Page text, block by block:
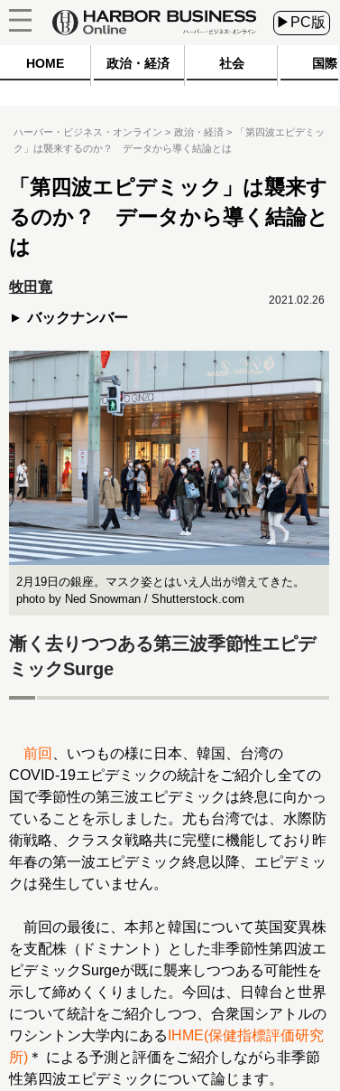
▶PC版
HOME 政治・経済 社会 国際
ハーバー・ビジネス・オンライン 政治・経済
「第四波エピデミッ
ク」は襲来するのか？ データから導く結論とは
「第四波エピデミック」は襲来す
るのか？ データから導く結論と
は
牧田寛
バックナンバー
2021.02.26
2月19日の銀座。マスク姿とはいえ人出が増えてきた。
photo by Ned Snowman / Shutterstock.com
漸く去りつつある第三波季節性エピデ
ミックSurge
前回
、いつもの様に日本、韓国、台湾の
COVID-19エピデミックの統計をご紹介し全ての
国で季節性の第三波エピデミックは終息に向かっ
ていることを示しました。尤も台湾では、水際防
衛戦略、クラスタ戦略共に完璧に機能しており昨
年春の第一波エピデミック終息以降、エピデミッ
クは発生していません。
前回の最後に、本邦と韓国について英国変異株
を支配株（ドミナント）とした非季節性第四波エ
ピデミックSurgeが既に襲来しつつある可能性を
示して締めくくりました。今回は、日韓台と世界
について統計をご紹介しつつ、合衆国シアトルの
ワシントン大学内にある IHME(保健指標評価研究
所) ＊ による予測と評価をご紹介しながら非季節
性第四波エピデミックについて論じます。